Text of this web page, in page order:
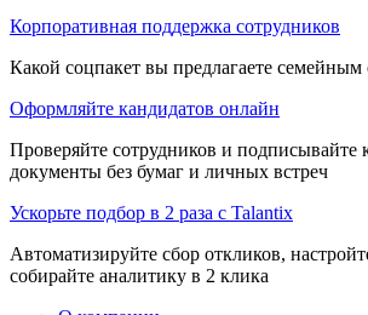
Корпоративная поддержка сотрудников
Какой соцпакет вы предлагаете семейным
Оформляйте кандидатов онлайн
Проверяйте сотрудников и подписывайте
документы без бумаг и личных встреч
Ускорьте подбор в 2 раза с Talantix
Автоматизируйте сбор откликов,
собирайте аналитику в 2 клика